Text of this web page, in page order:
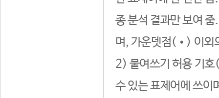
종 분석 결과만 보여
며, 가운뎃점(•) 이외
2) 붙여쓰기 허용 기호
수 있는 표제어에 쓰이